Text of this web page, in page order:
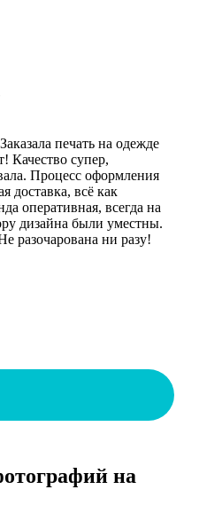
печать на одежде
Качество супер,
Процесс оформления
доставка, всё как
оперативная, всегда на
дизайна были уместны.
разочарована ни разу!
на